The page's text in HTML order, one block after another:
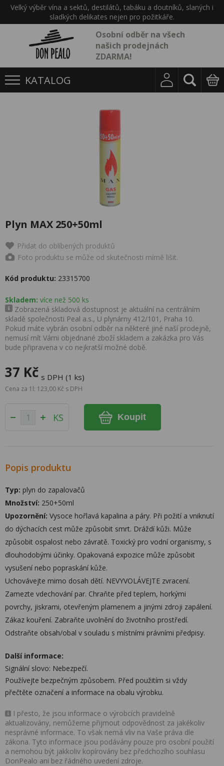
Velký výběr vína a sektů, destilátů, tabáku a doutníků, slaných i
sladkých delikates nejen pro požitkáře.
Osobní odběr na všech
našich prodejnách
ZDARMA!
KATALOG
Plyn MAX 250+50ml
Přidat do oblíbených produktů
Foto produktu se může od skutečnosti mírně lišit.
Kód produktu: 23315700
Skladem: více než 500 ks
Zobrazená skladová dostupnost je aktuální na centrálním
skladě společnosti Peal a.s., U plynárny 412/101, Praha 10.
Pokud máte vybrán osobní odběr na některé jiné naší prodejně,
nemusí mít Vámi objednané zboží skladem a zakázka pro Vás
bude připravena v co nejkratší možné době.
37 Kč s DPH (1 ks)
Cena za 1l: 123,00 Kč s DPH
KS Koupit
Popis produktu
Typ: plyn do zapalovačů
Množství: 250+50ml
Upozornění: Vysoce hořlavá kapalina a páry. Při požití a vniknutí
do dýchacích cest může způsobit smrt. Dráždí kůži. Může
způsobit ospalost nebo závratě. Toxický pro vodní organismy, s
dlouhodobými účinky. Opakovaná expozice může způsobit
vysušení nebo popraskání kůže.
Uchovávejte mimo dosah dětí. NEVYVOLÁVEJTE zvracení.
Zamezte vdechování par. Chraňte před teplem, horkými
povrchy, jiskrami, otevřeným plamenem a jinými zdroji zapálení.
Zákaz kouření. Zabraňte uvolnění do životního prostředí.
Odstraňte obsah/obal v souladu s místními právními předpisy.
Další informace:
Signální slovo: Nebezpečí.
Používejte bezpečným způsobem. Před použitím si vždy
přečtěte označení a informace na obalu výrobku.
I přesto, že jsou informace o výrobcích pravidelně
aktualizovány, nemůžeme přijmout odpovědnost za jakékoliv
nesprávné informace. To však nemá vliv na Vaše práva dle
zákona. Tyto informace jsou podávány pouze pro osobní použití
a nemohou být jakkoliv kopírovány bez předchozího souhlasu
DonPealo ani bez řádného uvedení zdroje.